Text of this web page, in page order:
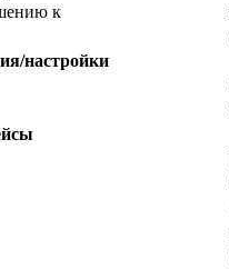
к
настройки